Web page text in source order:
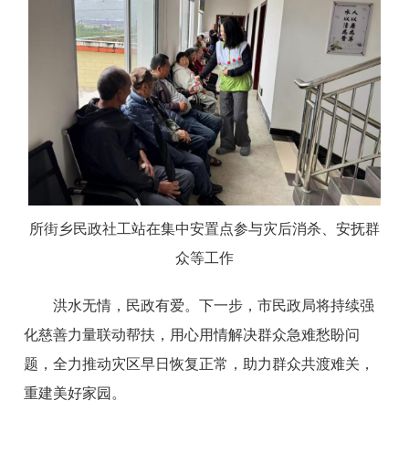
所街乡民政社工站在集中安置点参与灾后消杀、安抚群
众等工作
洪水无情，民政有爱。下一步，市民政局将持续强
化慈善力量联动帮扶，用心用情解决群众急难愁盼问
题，全力推动灾区早日恢复正常，助力群众共渡难关，
重建美好家园。